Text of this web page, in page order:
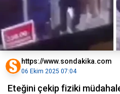
https://www.sondakika.com
06 Ekim 2025 07:04
Eteğini çekip fiziki